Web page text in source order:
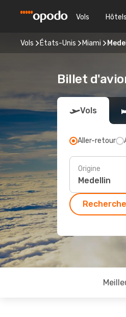
Vols Hôtels
Vols États-Unis Miami
Billet
Vols
Aller-retour
Origine